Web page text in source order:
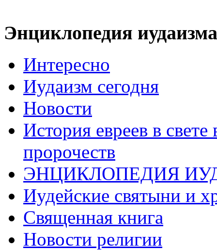
Энциклопедия иудаизма
Интересно
Иудаизм сегодня
Новости
История евреев в
пророчеств
ЭНЦИКЛОПЕДИЯ
Иудейские святыни и
Священная книга
Новости религии